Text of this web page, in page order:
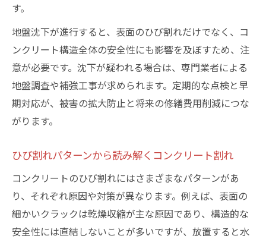
す。
地盤沈下が進行すると、表面のひび割れだけでなく、コ
ンクリート構造全体の安全性にも影響を及ぼすため、注
意が必要です。沈下が疑われる場合は、専門業者による
地盤調査や補強工事が求められます。定期的な点検と早
期対応が、被害の拡大防止と将来の修繕費用削減につな
がります。
ひび割れパターンから読み解くコンクリート割れ
コンクリートのひび割れにはさまざまなパターンがあ
り、それぞれ原因や対策が異なります。例えば、表面の
細かいクラックは乾燥収縮が主な原因であり、構造的な
安全性には直結しないことが多いですが、放置すると水